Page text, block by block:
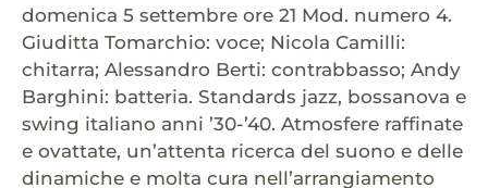
domenica 5 settembre ore 21 Mod. numero 4.
Giuditta Tomarchio: voce; Nicola Camilli:
chitarra; Alessandro Berti: contrabbasso; Andy
Barghini: batteria. Standards jazz, bossanova e
swing italiano anni ’30-’40. Atmosfere raffinate
e ovattate, un’attenta ricerca del suono e delle
dinamiche e molta cura nell’arrangiamento